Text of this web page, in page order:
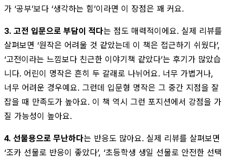
가 ‘공부’보다 ‘생각하는 힘’이라면 이 장점은 꽤 커요.
3. 고전 입문으로 부담이 적다는 점도 매력적이에요. 실제 리뷰를
살펴보면 ‘원작은 어려울 것 같았는데 이 책은 접근하기 쉬웠다’,
‘고전이라는 느낌보다 친근한 이야기책 같았다’는 후기가 많았습
니다. 어린이 명작은 흔히 두 갈래로 나뉘어요. 너무 가볍거나,
너무 어려운 경우예요. 그런데 입문형 명작은 그 중간 지점을 잘
잡을 때 만족도가 높아요. 이 책 역시 그런 포지션에서 강점을 가
질 가능성이 높아요.
4. 선물용으로 무난하다는 반응도 많아요. 실제 리뷰를 살펴보면
‘조카 선물로 반응이 좋았다’, ‘초등학생 생일 선물로 안전한 선택